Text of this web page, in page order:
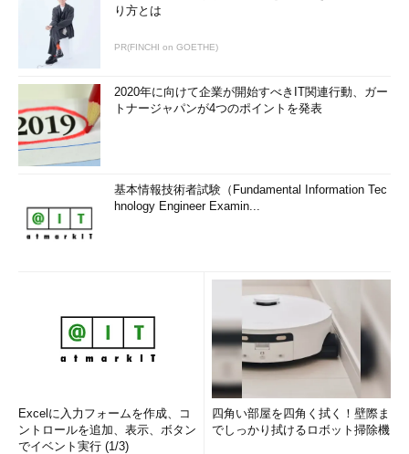
り方とは
PR(FINCHI on GOETHE)
2020年に向けて企業が開始すべきIT関連行動、ガー
トナージャパンが4つのポイントを発表
基本情報技術者試験（Fundamental Information Tec
hnology Engineer Examin...
Excelに入力フォームを作成、コ
ントロールを追加、表示、ボタン
でイベント実行 (1/3)
四角い部屋を四角く拭く！壁際ま
でしっかり拭けるロボット掃除機